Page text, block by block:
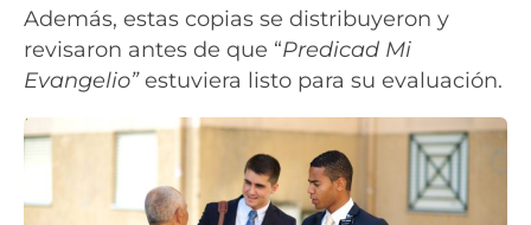
Además, estas copias se distribuyeron y
revisaron antes de que “Predicad Mi
Evangelio”estuviera listo para su evaluación.